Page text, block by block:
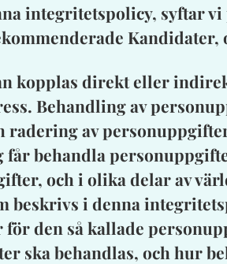
integritetspolicy, syftar vi
Kandidater,
kopplas direkt eller
Behandling av
radering av
behandla
och i olika delar av
i denna
den så kallade
ska behandlas, och hur